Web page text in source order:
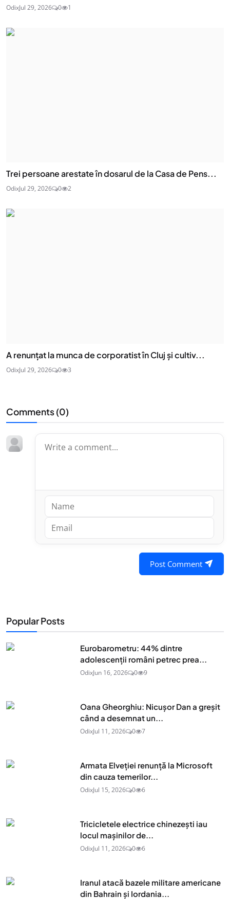
OdixJul 29, 2026 0 1
Trei persoane arestate în dosarul de la Casa de Pens...
OdixJul 29, 2026 0 2
A renunțat la munca de corporatist în Cluj și cultiv...
OdixJul 29, 2026 0 3
Comments (0)
Post Comment
Popular Posts
Eurobarometru: 44% dintre
adolescenţii români petrec prea...
OdixJun 16, 2026 0 9
Oana Gheorghiu: Nicușor Dan a greșit
când a desemnat un...
OdixJul 11, 2026 0 7
Armata Elveției renunță la Microsoft
din cauza temerilor...
OdixJul 15, 2026 0 6
Tricicletele electrice chinezești iau
locul mașinilor de...
OdixJul 11, 2026 0 6
Iranul atacă bazele militare americane
din Bahrain și Iordania...